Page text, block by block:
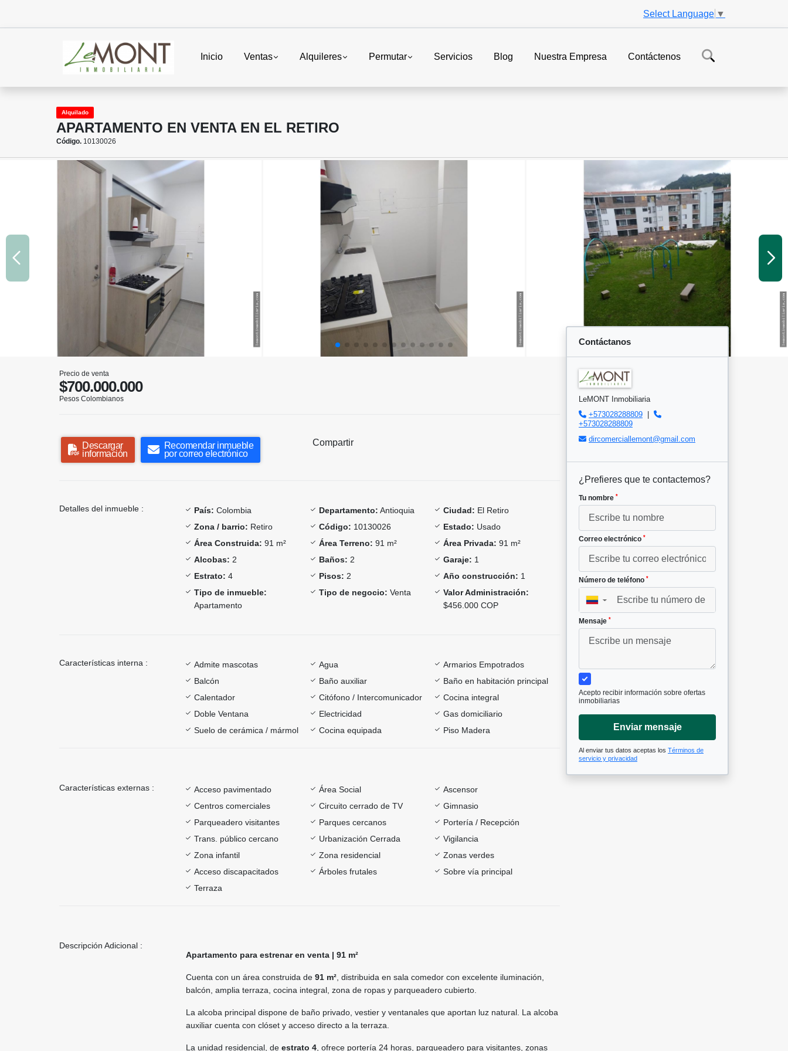
Select Language ▼
Inicio Ventas Alquileres Permutar Servicios Blog Nuestra Empresa Contáctenos
Alquilado
APARTAMENTO EN VENTA EN EL RETIRO
Código. 10130026
Precio de venta
$700.000.000
Pesos Colombianos
Descargar
información
Recomendar inmueble
por correo electrónico
Compartir
Detalles del inmueble : País: Colombia Departamento: Antioquia Ciudad: El Retiro
Zona / barrio: Retiro Código: 10130026 Estado: Usado
Área Construida: 91 m² Área Terreno: 91 m² Área Privada: 91 m²
Alcobas: 2 Baños: 2 Garaje: 1
Estrato: 4 Pisos: 2 Año construcción: 1
Tipo de inmueble:
Apartamento
Tipo de negocio: Venta
Valor Administración:
$456.000 COP
Características interna : Admite mascotas Agua
Armarios Empotrados
Balcón
Baño auxiliar
Baño en habitación principal
Calentador
Citófono / Intercomunicador
Cocina integral
Doble Ventana
Electricidad
Gas domiciliario
Suelo de cerámica / mármol
Cocina equipada Piso Madera
Características externas : Acceso pavimentado Área Social
Ascensor
Centros comerciales
Circuito cerrado de TV
Gimnasio
Parqueadero visitantes
Parques cercanos
Portería / Recepción
Trans. público cercano
Urbanización Cerrada
Vigilancia
Zona infantil
Zona residencial
Zonas verdes
Acceso discapacitados
Árboles frutales
Sobre vía principal
Terraza
Descripción Adicional :
Apartamento para estrenar en venta | 91 m²
Cuenta con un área construida de 91 m² , distribuida en sala comedor con excelente iluminación,
balcón, amplia terraza, cocina integral, zona de ropas y parqueadero cubierto.
La alcoba principal dispone de baño privado, vestier y ventanales que aportan luz natural. La alcoba
auxiliar cuenta con clóset y acceso directo a la terraza.
La unidad residencial, de estrato 4 , ofrece portería 24 horas, parqueadero para visitantes, zonas
Contáctanos
LeMONT Inmobiliaria
+573028288809
+573028288809
dircomerciallemont@gmail.com
¿Prefieres que te contactemos?
Tu nombre *
Correo electrónico *
Número de teléfono *
▼
Mensaje *
Acepto recibir información sobre ofertas
inmobiliarias
Enviar mensaje
Al enviar tus datos aceptas los Términos de
servicio y privacidad